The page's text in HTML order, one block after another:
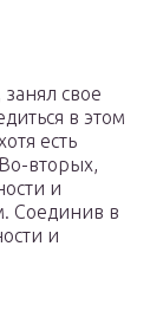
свое
в этом
есть
вторых,
и
Соединив в
и